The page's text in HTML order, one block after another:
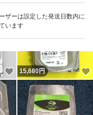
ザーは設定した発送日数内に
います
いいね！
15,680円